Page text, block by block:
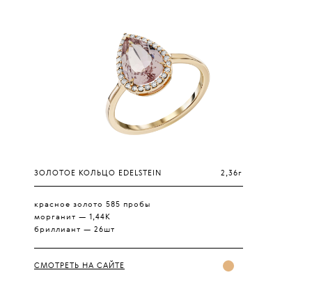
ЗОЛОТОЕ КОЛЬЦО EDELSTEIN 2,36г
красное золото 585 пробы
морганит — 1,44К
бриллиант — 26шт
СМОТРЕТЬ НА САЙТЕ